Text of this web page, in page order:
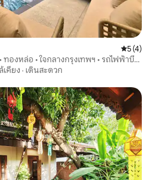
คะแนนเฉ
5 (4)
ทองหล่อ • ใจกลางกรุงเทพฯ • รถไฟฟ้าบีที
เคียง · เดินสะดวก